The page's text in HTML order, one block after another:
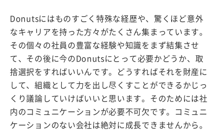
Donutsにはものすごく特殊な経歴や、驚くほど意外
なキャリアを持った方々がたくさん集まっています。
その個々の社員の豊富な経験や知識をまず結集させ
て、その後に今のDonutsにとって必要かどうか、取
捨選択をすればいいんです。どうすればそれを財産に
して、組織として力を出し尽くすことができるかじっ
くり議論していけばいいと思います。そのためには社
内のコミュニケーションが必要不可欠です。コミュニ
ケーションのない会社は絶対に成長できませんから。